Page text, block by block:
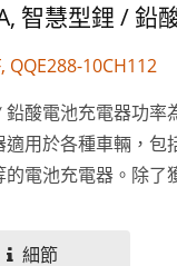
智慧型鋰 / 鉛
QQE288-10CH112
鉛酸電池充電器功率
適用於各種車輛，包
的電池充電器。除了
細節